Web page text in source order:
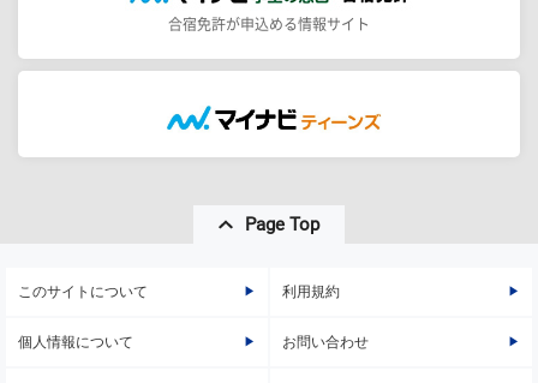
合宿免許が申込める情報サイト
Page Top
このサイトについて 利用規約
個人情報について お問い合わせ